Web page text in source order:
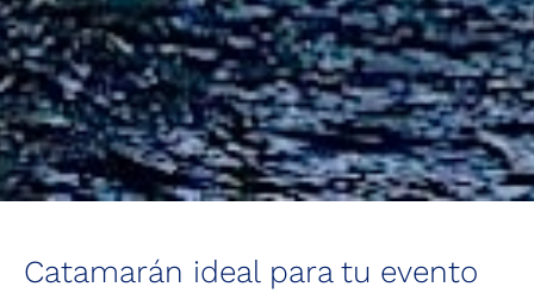
Catamarán ideal para tu evento